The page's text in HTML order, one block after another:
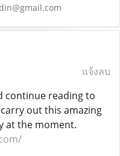
แจ้งลบ
continue reading to
out this amazing
at the moment.